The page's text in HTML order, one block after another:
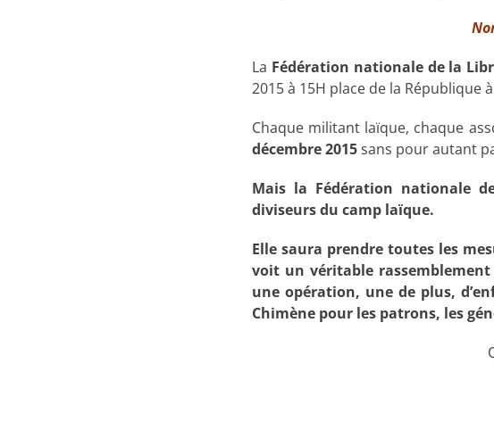
La Fédération nationale de la
2015 à 15H place de la République
Chaque militant laïque, chaque
décembre 2015sans pour autant
Mais la Fédération nationale
diviseurs du camp laïque.
Elle saura prendre toutes les
voit un véritable rassemblement
une opération, une de plus,
Chimène pour les patrons, les